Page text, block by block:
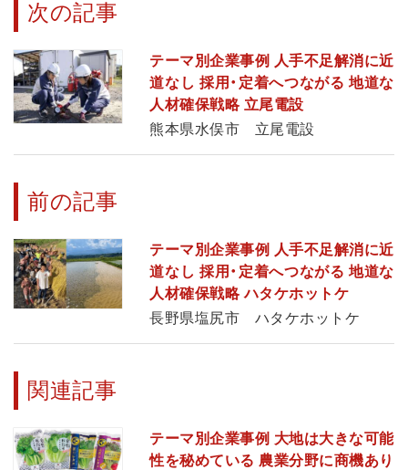
次の記事
テーマ別企業事例 人手不足解消に近
道なし 採用・定着へつながる 地道な
人材確保戦略 立尾電設
熊本県水俣市 立尾電設
前の記事
テーマ別企業事例 人手不足解消に近
道なし 採用・定着へつながる 地道な
人材確保戦略 ハタケホットケ
長野県塩尻市 ハタケホットケ
関連記事
テーマ別企業事例 大地は大きな可能
性を秘めている 農業分野に商機あり